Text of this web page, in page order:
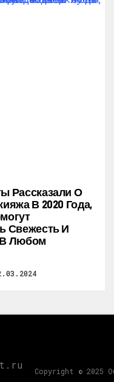
Рассказали О
В 2020 Года,
Свежесть И
Любом
Copyright © 2025